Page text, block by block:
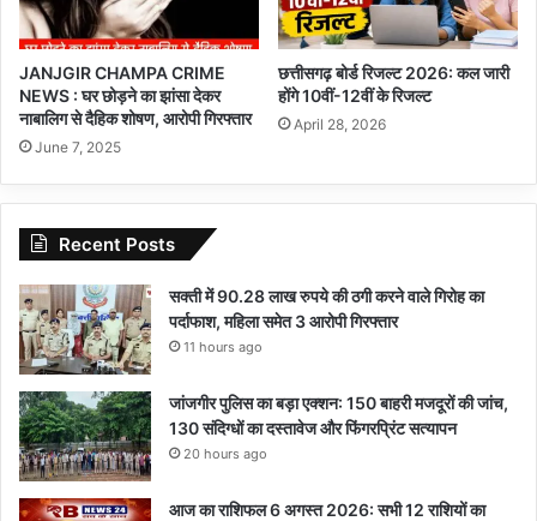
JANJGIR CHAMPA CRIME
NEWS : घर छोड़ने का झांसा देकर
नाबालिग से दैहिक शोषण, आरोपी गिरफ्तार
June 7, 2025
छत्तीसगढ़ बोर्ड रिजल्ट 2026: कल जारी
होंगे 10वीं-12वीं के रिजल्ट
April 28, 2026
Recent Posts
सक्ती में 90.28 लाख रुपये की ठगी करने वाले गिरोह का
पर्दाफाश, महिला समेत 3 आरोपी गिरफ्तार
11 hours ago
जांजगीर पुलिस का बड़ा एक्शन: 150 बाहरी मजदूरों की जांच,
130 संदिग्धों का दस्तावेज और फिंगरप्रिंट सत्यापन
20 hours ago
आज का राशिफल 6 अगस्त 2026: सभी 12 राशियों का